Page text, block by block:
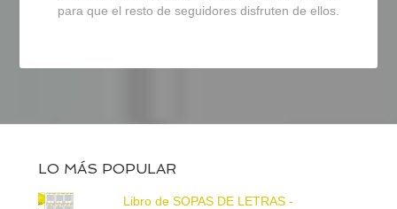
para que el resto de seguidores disfruten de ellos.
LO MÁS POPULAR
Libro de SOPAS DE LETRAS -